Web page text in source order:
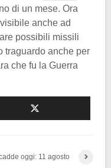
di un mese. Ora
anche ad
possibili missili
traguardo anche per
che fu la Guerra
oggi: 11 agosto